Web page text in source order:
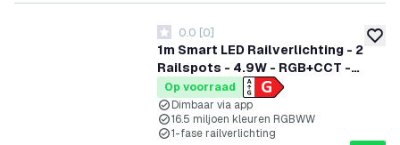
1m Smart LED Railverlichting - 2
Railspots - 4.9W - RGB+CCT -
Dimbaar - 1-Fase Railsysteem -
Zwart
0 score sterren
0.0 [0]
Op voorraad
Dimbaar via app
16.5 miljoen kleuren RGBWW
1-fase railverlichting